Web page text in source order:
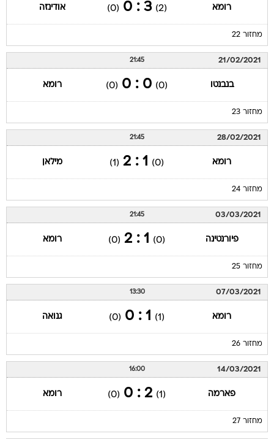
רומא (2)
3 : 0
(0) אודינזה
מחזור 22
21/02/2021
21:45
בנבנטו (0)
0 : 0
(0) רומא
מחזור 23
28/02/2021
21:45
רומא (0)
1 : 2
(1) מילאן
מחזור 24
03/03/2021
21:45
פיורנטינה (0)
1 : 2
(0) רומא
מחזור 25
07/03/2021
13:30
רומא (1)
1 : 0
(0) גנואה
מחזור 26
14/03/2021
16:00
פארמה (1)
2 : 0
(0) רומא
מחזור 27